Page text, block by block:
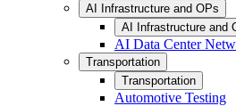
AI Infrastructure and OPs
AI Infrastructure and
AI Data Center
Transportation
Transportation
Automotive Testing